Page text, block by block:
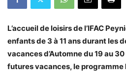
L’accueil de loisirs de l’IFAC
enfants de 3 à 11 ans durant les
vacances d’Automne du 19 au
futures vacances, le programme